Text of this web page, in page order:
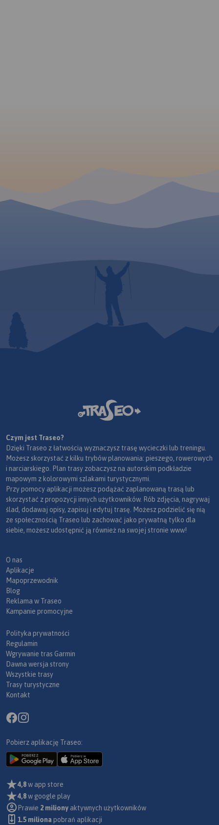
Czym jest Traseo?
Dzięki Traseo z łatwością wyznaczysz trasę wycieczki lub treningu.
Możesz skorzystać z kilku trybów planowania: pieszego, rowerowych
i narciarskiego. Plan trasy zobaczysz na autorskim podkładzie
mapowym z kolorowymi szlakami turystycznymi.
Przy pomocy aplikacji możesz podążać zaplanowaną trasą lub
skorzystać z propozycji innych użytkowników. Rób zdjęcia, nagrywaj
ślad, dodawaj opisy, zapisuj i edytuj trasę. Możesz podzielić się nią
ze społecznością Traseo lub zachować jako prywatną tylko dla
siebie, możesz udostępnić ją również na swojej stronie www!
O nas
Aplikacje
Mapoprzewodnik
Blog
Reklama w Traseo
Kampanie promocyjne
Polityka prywatności
Regulamin
Wgrywanie tras Garmin
Dawna wersja strony
Wszystkie trasy
Trasy turystyczne
Kontakt
Pobierz aplikację Traseo:
4,8w app store
4,8w google play
Prawie 2 miliony aktywnych użytkowników
1.5 miliona pobrań aplikacji